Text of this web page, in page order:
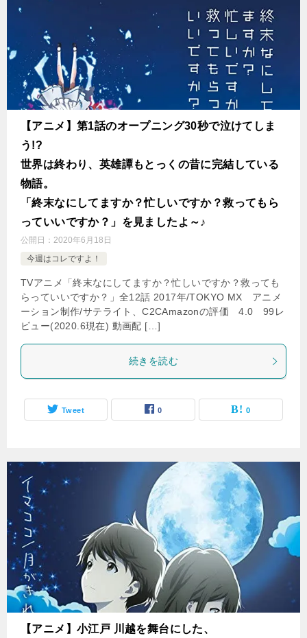
【アニメ】第1話のオープニング30秒で泣けてしま
う!?
世界は終わり、英雄譚もとっくの昔に完結している
物語。
「終末なにしてますか？忙しいですか？救ってもら
っていいですか？」を見ましたよ～♪
公開日： 2020年6月18日
今週はコレですよ！
TVアニメ「終末なにしてますか？忙しいですか？救っても
らっていいですか？」全12話 2017年/TOKYO MX アニメ
ーション制作/サテライト、C2CAmazonの評価 4.0 99レ
ビュー(2020.6現在) 動画配 […]
続きを読む
Tweet 0 0
【アニメ】小江戸 川越を舞台にした、